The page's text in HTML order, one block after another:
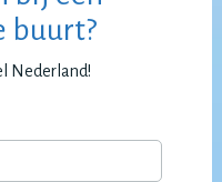
buurt?
Nederland!